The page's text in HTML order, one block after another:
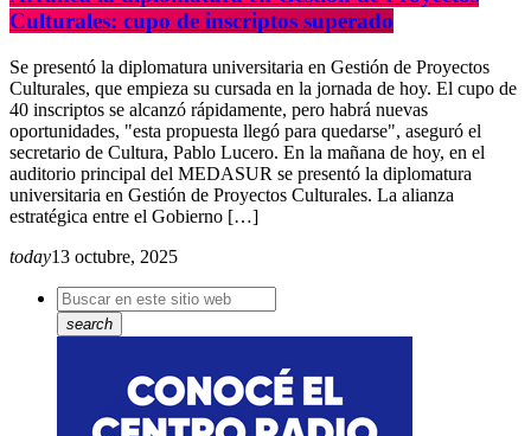
Culturales: cupo de inscriptos superado
Se presentó la diplomatura universitaria en Gestión de Proyectos
Culturales, que empieza su cursada en la jornada de hoy. El cupo de
40 inscriptos se alcanzó rápidamente, pero habrá nuevas
oportunidades, "esta propuesta llegó para quedarse", aseguró el
secretario de Cultura, Pablo Lucero. En la mañana de hoy, en el
auditorio principal del MEDASUR se presentó la diplomatura
universitaria en Gestión de Proyectos Culturales. La alianza
estratégica entre el Gobierno […]
today13 octubre, 2025
search